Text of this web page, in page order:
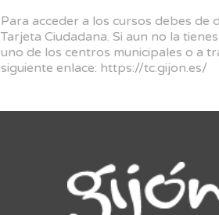
Para acceder a los cursos debes de
Tarjeta Ciudadana. Si aun no la
uno de los centros municipales o a
siguiente enlace: https://tc.gijon.es/